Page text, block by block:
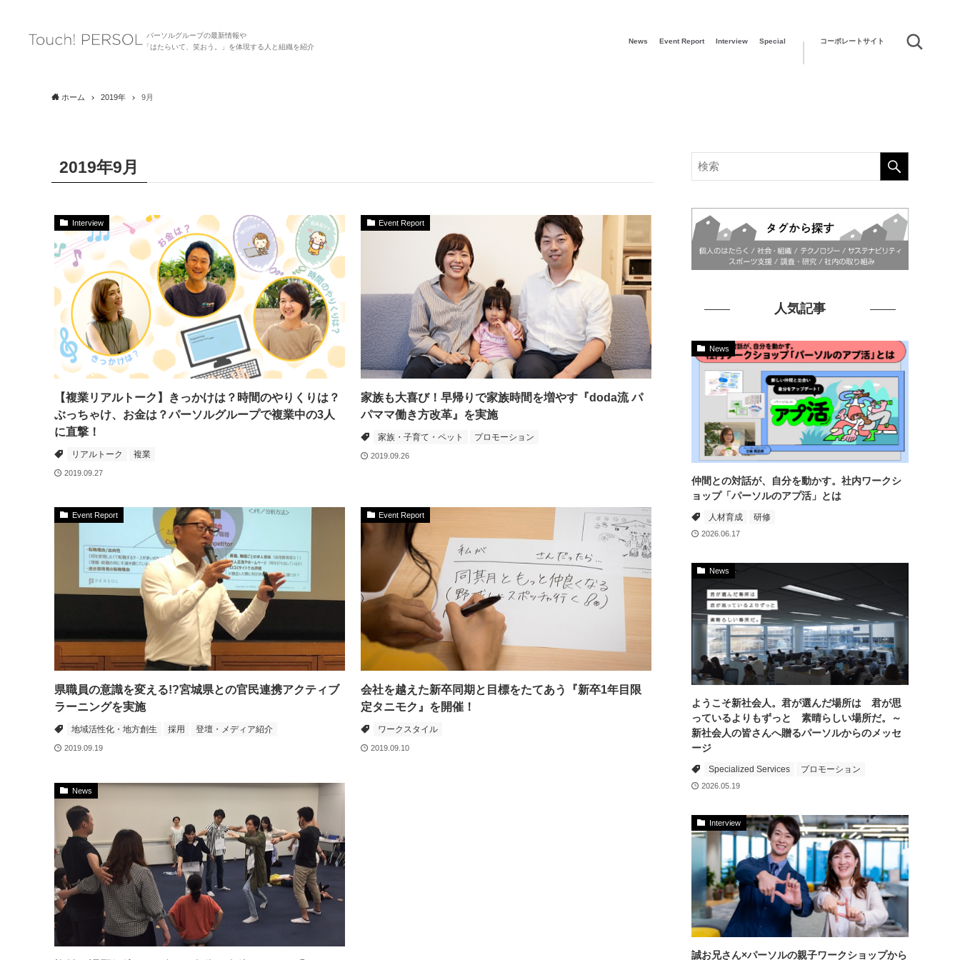
パーソルグループの最新情報や
「はたらいて、笑おう。」を体現する人と組織を紹介
News Event Report Interview Special コーポレートサイト
ホーム 2019年 9月
2019年9月
Interview
【複業リアルトーク】きっかけは？時間のやりくりは？
ぶっちゃけ、お金は？パーソルグループで複業中の3人
に直撃！
リアルトーク 複業
2019.09.27
Event Report
家族も大喜び！早帰りで家族時間を増やす『doda流 パ
パママ働き方改革』を実施
家族・子育て・ペット プロモーション
2019.09.26
Event Report
県職員の意識を変える!?宮城県との官民連携アクティブ
ラーニングを実施
地域活性化・地方創生 採用 登壇・メディア紹介
2019.09.19
Event Report
会社を越えた新卒同期と目標をたてあう『新卒1年目限
定タニモク』を開催！
ワークスタイル
2019.09.10
News
人気記事
News
仲間との対話が、自分を動かす。社内ワークシ
ョップ「パーソルのアプ活」とは
人材育成 研修
2026.06.17
News
ようこそ新社会人。君が選んだ場所は 君が思
っているよりもずっと 素晴らしい場所だ。～
新社会人の皆さんへ贈るパーソルからのメッセ
ージ
Specialized Services プロモーション
2026.05.19
Interview
誠お兄さん×パーソルの親子ワークショップから